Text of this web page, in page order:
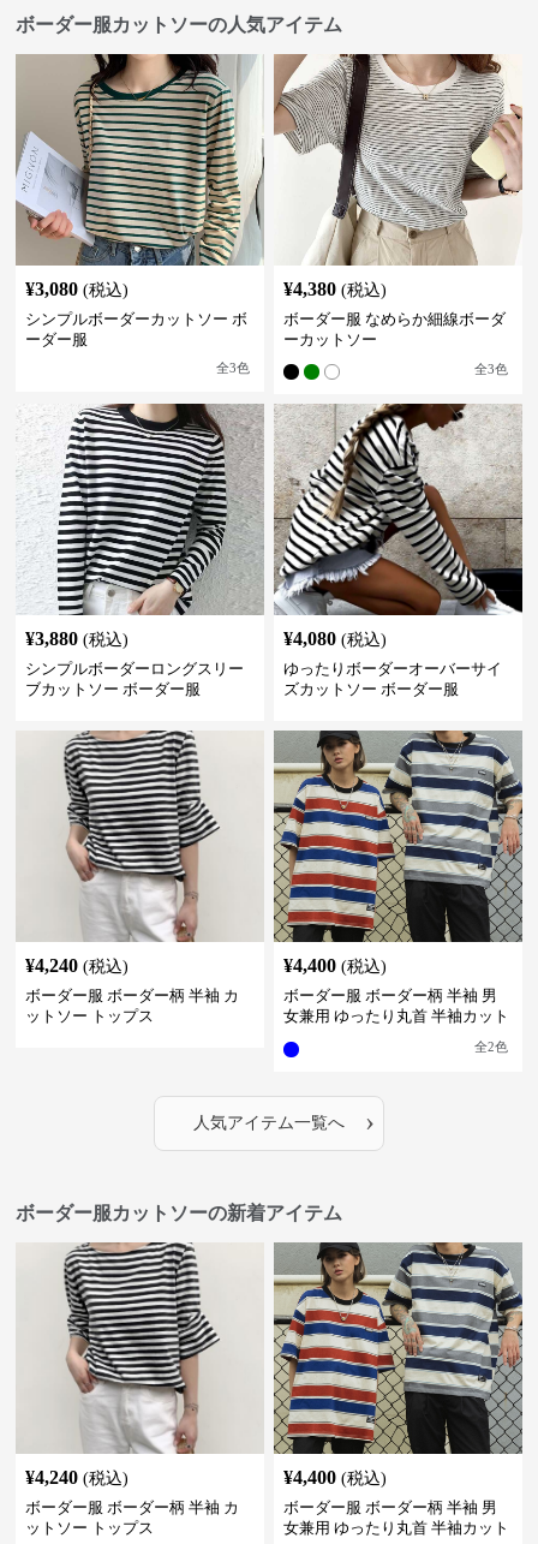
ボーダー服カットソーの人気アイテム
¥3,080 (税込)
シンプルボーダーカットソー ボ
ーダー服
全3色
¥4,380 (税込)
ボーダー服 なめらか細線ボーダ
ーカットソー
全3色
¥3,880 (税込)
シンプルボーダーロングスリー
ブカットソー ボーダー服
¥4,080 (税込)
ゆったりボーダーオーバーサイ
ズカットソー ボーダー服
¥4,240 (税込)
ボーダー服 ボーダー柄 半袖 カ
ットソー トップス
¥4,400 (税込)
ボーダー服 ボーダー柄 半袖 男
女兼用 ゆったり丸首 半袖カット
全2色
人気アイテム一覧へ ›
ボーダー服カットソーの新着アイテム
¥4,240 (税込)
ボーダー服 ボーダー柄 半袖 カ
ットソー トップス
¥4,400 (税込)
ボーダー服 ボーダー柄 半袖 男
女兼用 ゆったり丸首 半袖カット